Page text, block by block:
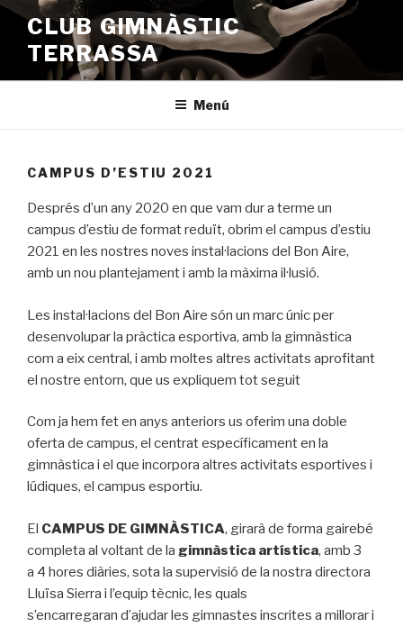
Vés
contingut
CLUB GIMNÀSTIC
TERRASSA
Menú
CAMPUS D’ESTIU 2021
Després d’un any 2020 en que vam dur a terme un
campus d’estiu de format reduït, obrim el campus d’estiu
2021 en les nostres noves instal·lacions del Bon Aire,
amb un nou plantejament i amb la màxima il·lusió.
Les instal·lacions del Bon Aire són un marc únic per
desenvolupar la pràctica esportiva, amb la gimnàstica
com a eix central, i amb moltes altres activitats aprofitant
el nostre entorn, que us expliquem tot seguit
Com ja hem fet en anys anteriors us oferim una doble
oferta de campus, el centrat específicament en la
gimnàstica i el que incorpora altres activitats esportives i
lúdiques, el campus esportiu.
El CAMPUS DE GIMNÀSTICA, girarà de forma gairebé
completa al voltant de la gimnàstica artística, amb 3
a 4 hores diàries, sota la supervisió de la nostra directora
Lluïsa Sierra i l’equip tècnic, les quals
s’encarregaran d’ajudar les gimnastes inscrites a millorar i